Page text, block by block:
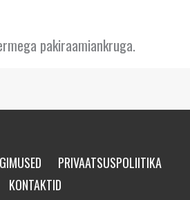
pakiraamiankruga.
PRIVAATSUSPOLIITIKA
KONTAKTID